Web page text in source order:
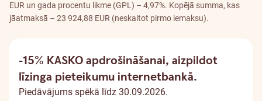
EUR un gada procentu likme (GPL) – 4,97%. Kopējā summa, kas
jāatmaksā – 23 924,88 EUR (neskaitot pirmo iemaksu).
-15% KASKO apdrošināšanai, aizpildot
līzinga pieteikumu internetbankā.
Piedāvājums spēkā līdz 30.09.2026.